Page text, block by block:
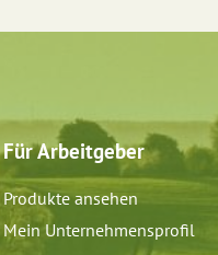
Für Arbeitgeber
Produkte ansehen
Mein Unternehmensprofil